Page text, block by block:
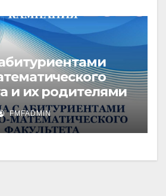
и их родителями
FMFADMIN